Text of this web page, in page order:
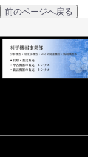
前のページへ戻る